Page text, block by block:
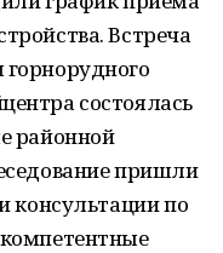
Встреча
состоялась
районной
пришли
консультации по